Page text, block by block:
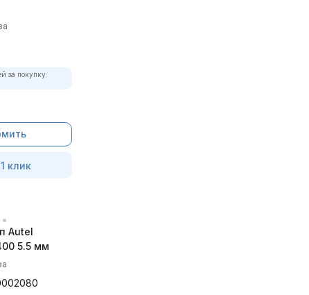
за покупку:
клик
Autel
5.5 мм